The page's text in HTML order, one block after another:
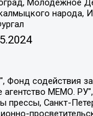
Молодежное
народа,
Петров Алексей Викторович, Пискунов Сергей Евгеньевич, Смирнов Сергей Сергеевич, Тихонов Михаил Сергеевич, Общество с ограниченной ответственностью "ЖУРНАЛИСТ-ИНОСТРАННЫЙ АГЕНТ", Арапова Галина Юрьевна, Вольтская Татьяна Анатольевна, Американская компания "Mason G.E.S. Anonymous Foundation" (США), являющаяся владельцем интернет-издания https://mnews.world/, Компания "Stichting Bellingcat", зарегистрированная в Нидерландах (дата регистрации 11.07.2018), Захаров Андрей Вячеславович, Клепиковская Екатерина Дмитриевна, Общество с ограниченной ответственностью "МЕМО", Перл Роман Александрович, Симонов Евгений Алексеевич, Соловьева Елена Анатольевна, Сотников Даниил Владимирович, Сурначева Елизавета Дмитриевна, Автономная некоммерческая организация по защите прав человека и информированию населения "Якутия – Наше Мнение", Общество с ограниченной ответственностью "Москоу диджитал медиа", с 26.01.2023 Общество с ограниченной ответственностью "Чайка Белые сады", Ветошкина Валерия Валерьевна, Заговора Максим Александрович, Межрегиональное общественное движение